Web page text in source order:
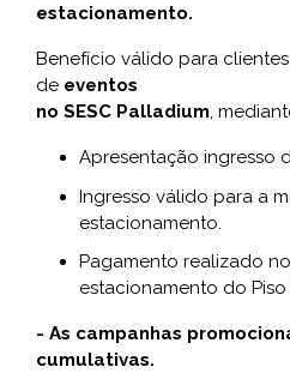
estacionamento.
Benefício válido para
de eventos
no SESC Palladium,
Apresentação ingresso
Ingresso válido para a
estacionamento.
Pagamento realizado
estacionamento do Piso
- As campanhas
cumulativas.